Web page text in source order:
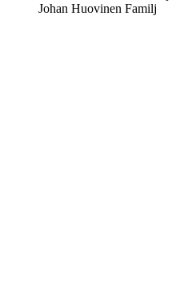
Johan Huovinen Familj